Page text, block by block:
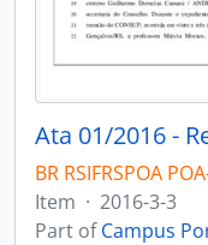
Ata 01/2016 -
BR RSIFRSPOA
Item · 2016-3-3
Part ofCampus